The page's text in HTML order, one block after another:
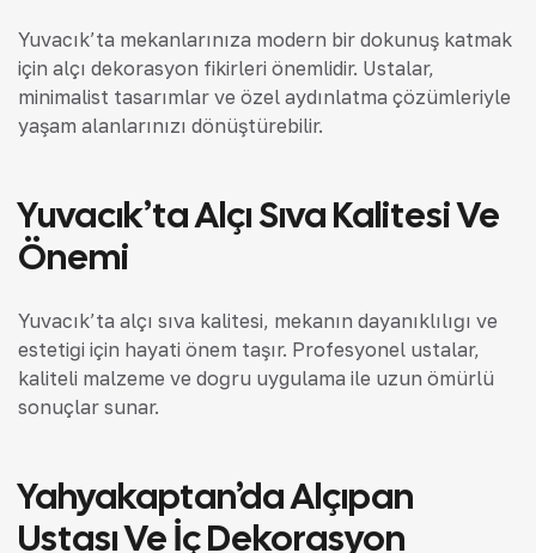
Yuvacık’ta mekanlarınıza modern bir dokunuş katmak
için alçı dekorasyon fikirleri önemlidir. Ustalar,
minimalist tasarımlar ve özel aydınlatma çözümleriyle
yaşam alanlarınızı dönüştürebilir.
Yuvacık’ta Alçı Sıva Kalitesi Ve
Önemi
Yuvacık’ta alçı sıva kalitesi, mekanın dayanıklılığı ve
estetiği için hayati önem taşır. Profesyonel ustalar,
kaliteli malzeme ve doğru uygulama ile uzun ömürlü
sonuçlar sunar.
Yahyakaptan’da Alçıpan
Ustası Ve İç Dekorasyon